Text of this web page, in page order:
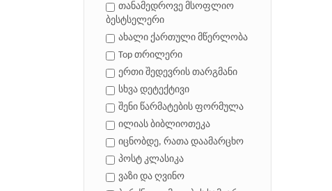
თანამედროვე მსოფლიო
ბესტსელერი
ახალი ქართული მწერლობა
Top თრილერი
ერთი შედევრის თარგმანი
სხვა დეტექტივი
შენი წარმატების ფორმულა
ილიას ბიბლიოთეკა
იცნობდე, რათა დაამარცხო
პოსტ კლასიკა
ვაზი და ღვინო